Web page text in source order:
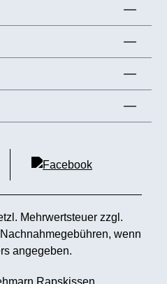
Mehrwertsteuer zzgl.
wenn
angegeben.
Rapskissen